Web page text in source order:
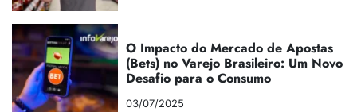
O Impacto do Mercado de Apostas
(Bets) no Varejo Brasileiro: Um Novo
Desafio para o Consumo
03/07/2025